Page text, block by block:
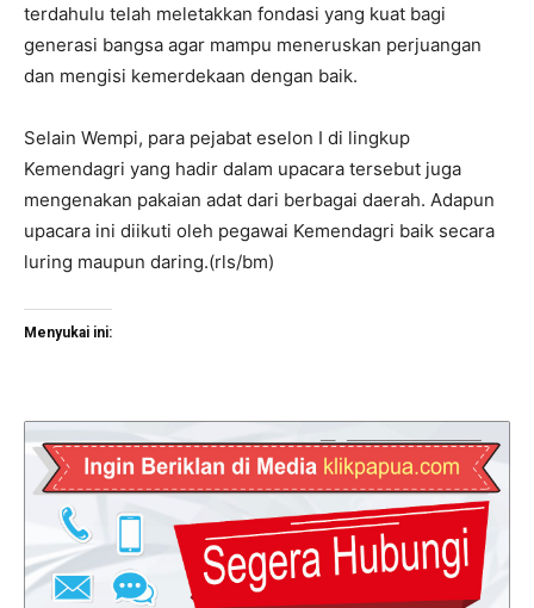
terdahulu telah meletakkan fondasi yang kuat bagi
generasi bangsa agar mampu meneruskan perjuangan
dan mengisi kemerdekaan dengan baik.
Selain Wempi, para pejabat eselon I di lingkup
Kemendagri yang hadir dalam upacara tersebut juga
mengenakan pakaian adat dari berbagai daerah. Adapun
upacara ini diikuti oleh pegawai Kemendagri baik secara
luring maupun daring.(rls/bm)
Menyukai ini: